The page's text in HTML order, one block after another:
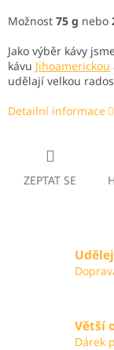
Možnost 75 g nebo
Jako výběr kávy
kávu Jihoamerickou
udělají velkou
Detailní informace
ZEPTAT SE
Větší
Dárek